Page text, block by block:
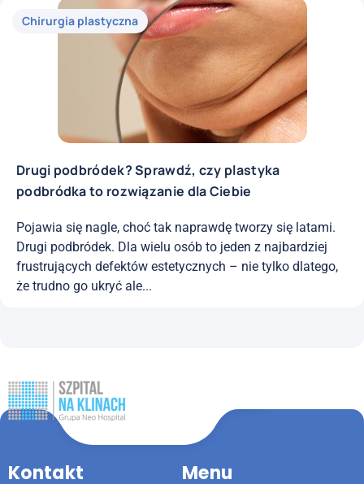
Chirurgia plastyczna
Drugi podbródek? Sprawdź, czy plastyka
podbródka to rozwiązanie dla Ciebie
Pojawia się nagle, choć tak naprawdę tworzy się latami.
Drugi podbródek. Dla wielu osób to jeden z najbardziej
frustrujących defektów estetycznych – nie tylko dlatego,
że trudno go ukryć ale...
Kontakt Menu